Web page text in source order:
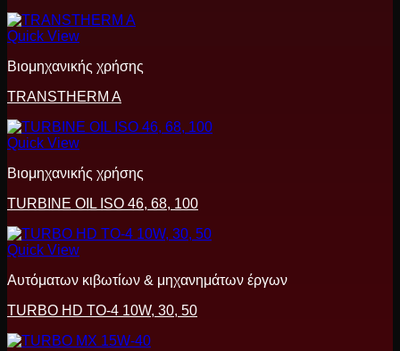
Quick View
Βιομηχανικής χρήσης
TRANSTHERM A
Quick View
Βιομηχανικής χρήσης
TURBINE OIL ISO 46, 68, 100
Quick View
Αυτόματων κιβωτίων & μηχανημάτων έργων
TURBO HD TO-4 10W, 30, 50